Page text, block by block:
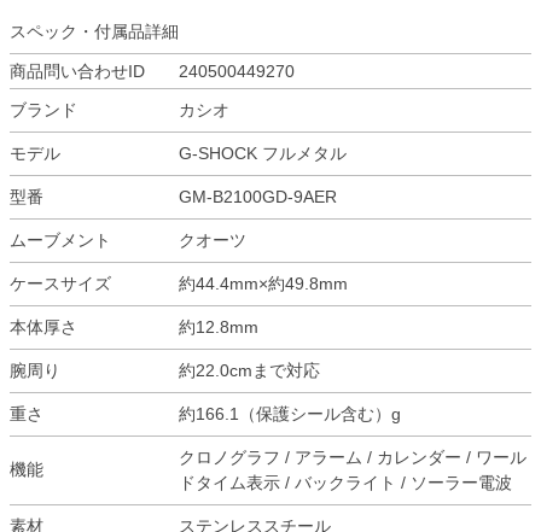
スペック・付属品詳細
商品問い合わせID
240500449270
ブランド
カシオ
モデル G-SHOCK フルメタル
型番 GM-B2100GD-9AER
ムーブメント クオーツ
ケースサイズ 約44.4mm×約49.8mm
本体厚さ 約12.8mm
腕周り 約22.0cmまで対応
重さ 約166.1（保護シール含む）g
機能
クロノグラフ / アラーム / カレンダー / ワール
ドタイム表示 / バックライト / ソーラー電波
素材 ステンレススチール